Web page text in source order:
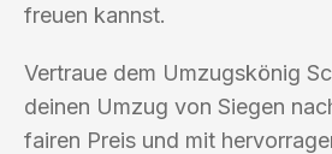
freuen kannst.
Vertraue dem Umzugskönig
deinen Umzug von Siegen
fairen Preis und mit